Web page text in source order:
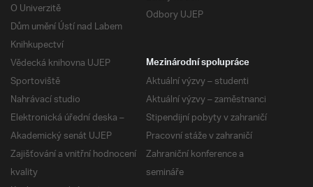
Odbory UJEP
O Univerzitě
Dům umění Ústí nad Labem
Knihkupectví
Vědecká knihovna UJEP
Sportoviště
Nahrávací studio
Elektronická úřední deska –
Akademický senát UJEP
Zajišťování a vnitřní hodnocení
kvality
Mezinárodní spolupráce
Aktuální výzvy – studenti
Aktuální výzvy – zaměstnanci
Stipendijní pobyty v zahraničí
Pracovní stáže v zahraničí
Zahraniční konference a
semináře